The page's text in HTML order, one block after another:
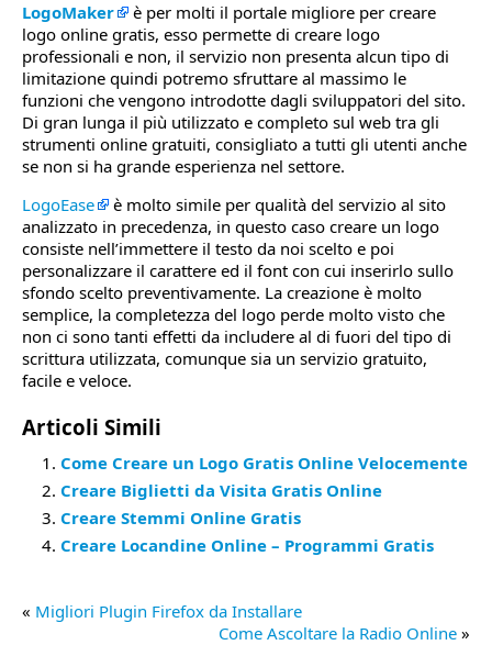
LogoMaker
è per molti il portale migliore per creare
logo online gratis, esso permette di creare logo
professionali e non, il servizio non presenta alcun tipo di
limitazione quindi potremo sfruttare al massimo le
funzioni che vengono introdotte dagli sviluppatori del sito.
Di gran lunga il più utilizzato e completo sul web tra gli
strumenti online gratuiti, consigliato a tutti gli utenti anche
se non si ha grande esperienza nel settore.
LogoEase
è molto simile per qualità del servizio al sito
analizzato in precedenza, in questo caso creare un logo
consiste nell’immettere il testo da noi scelto e poi
personalizzare il carattere ed il font con cui inserirlo sullo
sfondo scelto preventivamente. La creazione è molto
semplice, la completezza del logo perde molto visto che
non ci sono tanti effetti da includere al di fuori del tipo di
scrittura utilizzata, comunque sia un servizio gratuito,
facile e veloce.
Articoli Simili
Come Creare un Logo Gratis Online Velocemente
Creare Biglietti da Visita Gratis Online
Creare Stemmi Online Gratis
Creare Locandine Online – Programmi Gratis
« Migliori Plugin Firefox da Installare
Come Ascoltare la Radio Online »